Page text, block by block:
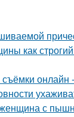
как
с